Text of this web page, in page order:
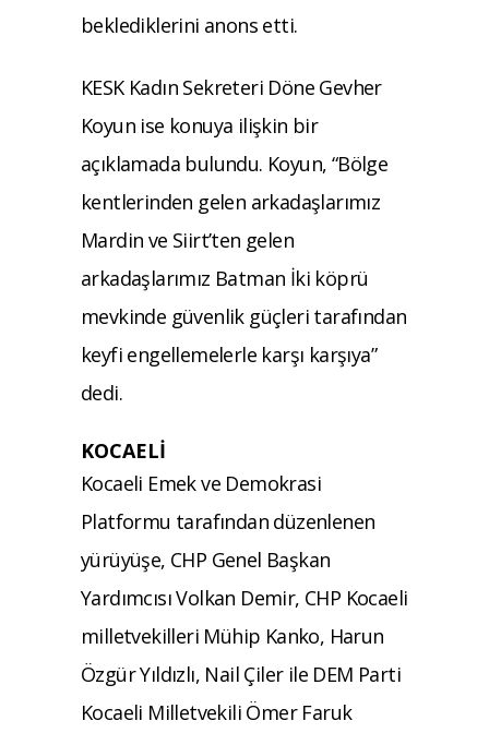
beklediklerini anons etti.
KESK Kadın Sekreteri Döne Gevher
Koyun ise konuya ilişkin bir
açıklamada bulundu. Koyun, “Bölge
kentlerinden gelen arkadaşlarımız
Mardin ve Siirt’ten gelen
arkadaşlarımız Batman İki köprü
mevkinde güvenlik güçleri tarafından
keyfi engellemelerle karşı karşıya”
dedi.
KOCAELİ
Kocaeli Emek ve Demokrasi
Platformu tarafından düzenlenen
yürüyüşe, CHP Genel Başkan
Yardımcısı Volkan Demir, CHP Kocaeli
milletvekilleri Mühip Kanko, Harun
Özgür Yıldızlı, Nail Çiler ile DEM Parti
Kocaeli Milletvekili Ömer Faruk